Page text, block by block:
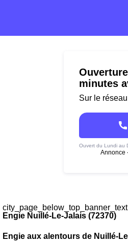
minutes
Sur le
Ouvert du Lundi au
Annonce
city_page_below_top_banner_text
Engie Nuillé-Le-Jalais (72370)
Engie aux alentours de Nuillé-